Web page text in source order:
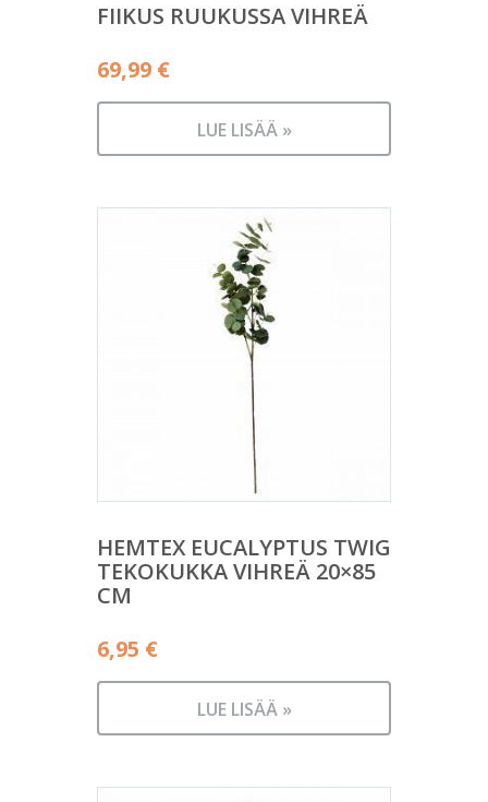
FIIKUS RUUKUSSA VIHREÄ
69,99 €
LUE LISÄÄ »
HEMTEX EUCALYPTUS TWIG
TEKOKUKKA VIHREÄ 20×85
CM
6,95 €
LUE LISÄÄ »